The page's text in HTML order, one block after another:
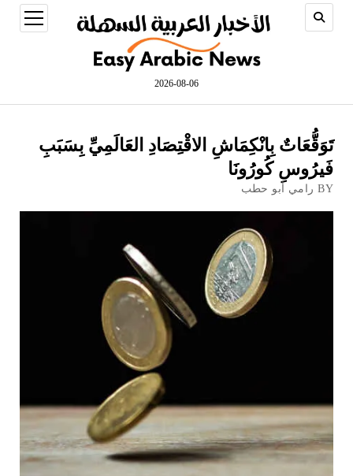
2026-08-06
open
menu
تَوَقُّعَاتٌ بِانْكِمَاشِ الاقْتِصَادِ العَالَمِيِّ بِسَبَبِ
فَيرُوسِ كُورُونَا
BY رامي أبو حطب